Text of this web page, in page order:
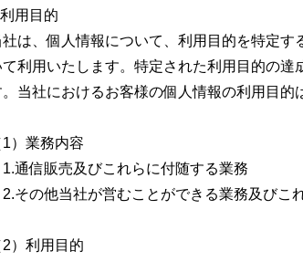
用目的
社は、個人情報について、利用目的を特定
て利用いたします。特定された利用目的の
当社におけるお客様の個人情報の利用目的
1）業務内容
通信販売及びこれらに付随する業務
その他当社が営むことができる業務及びこ
2）利用目的